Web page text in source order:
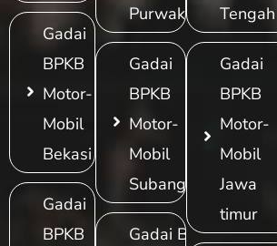
Gadai
BPKB
Motor-
Mobil
Bekasi
Gadai
BPKB
Purwakarta
Gadai
BPKB
Motor-
Mobil
Subang
Gadai BPKB
Tengah
Gadai
BPKB
Motor-
Mobil
Jawa
timur